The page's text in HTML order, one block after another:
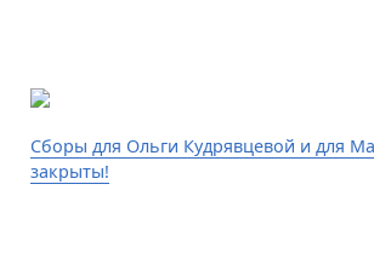
Сборы для Ольги Кудрявцевой и для
закрыты!